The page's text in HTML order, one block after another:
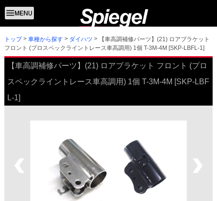
トップ 車種から探す ダイハツ
【車高調補修パーツ】(21) ロアブラケット
フロント (プロスペックライントレース車高調用) 1個 T-3M-4M [SKP-LBFL-1]
【車高調補修パーツ】(21) ロアブラケット フロント (プロ
スペックライントレース車高調用) 1個 T-3M-4M [SKP-LBF
L-1]